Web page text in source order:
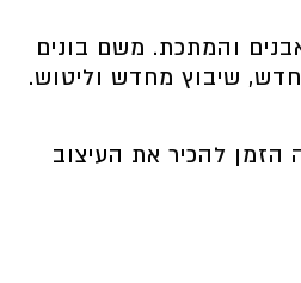
והמתכת. משם בונים
חדש, שיבוץ מחדש וליטוש.
הזמן להכיר את העיצוב